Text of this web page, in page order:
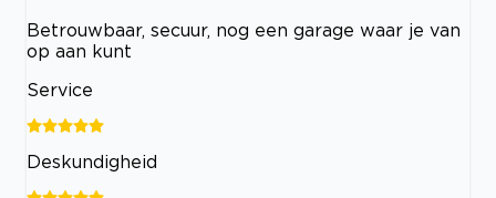
Betrouwbaar, secuur, nog een garage waar je van
op aan kunt
Service
Deskundigheid